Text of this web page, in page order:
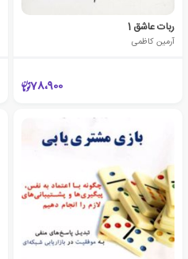
ربات عاشق 1
آرمین کاظمی
78،900